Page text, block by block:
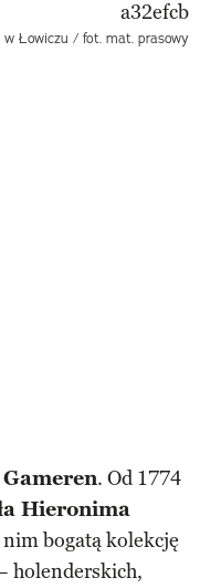
Łowiczu / fot. mat. prasowy
. Od 1774
Hieronima
bogatą kolekcję
holenderskich,